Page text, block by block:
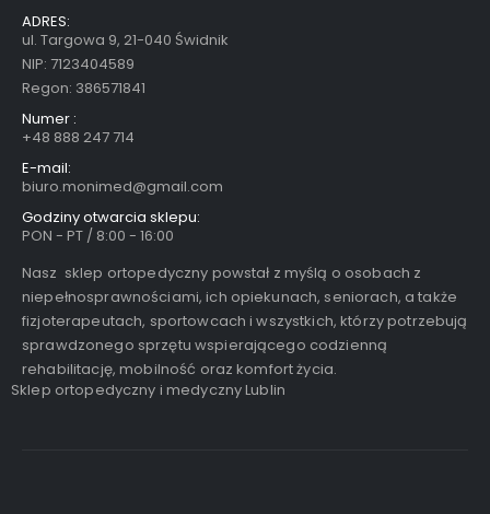
ADRES:
ul. Targowa 9, 21-040 Świdnik
NIP: 7123404589
Regon: 386571841
Numer :
+48 888 247 714
E-mail:
biuro.monimed@gmail.com
Godziny otwarcia sklepu:
PON - PT / 8:00 - 16:00
Nasz sklep ortopedyczny powstał z myślą o osobach z
niepełnosprawnościami, ich opiekunach, seniorach, a także
fizjoterapeutach, sportowcach i wszystkich, którzy potrzebują
sprawdzonego sprzętu wspierającego codzienną
rehabilitację, mobilność oraz komfort życia.
Sklep ortopedyczny i medyczny Lublin